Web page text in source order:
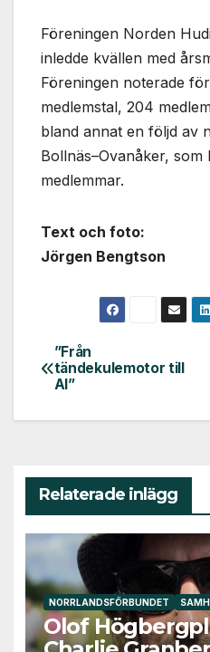
Föreningen Norden
inledde kvällen med
Föreningen noterade
medlemstal, 204
bland annat en följd av
Bollnäs–Ovanåker,
medlemmar.
Text och foto:
Jörgen Bengtson
”Från
tändekulemotor till
AI”
Relaterade inlägg
NORRLANDSFÖRBUNDET
Olof